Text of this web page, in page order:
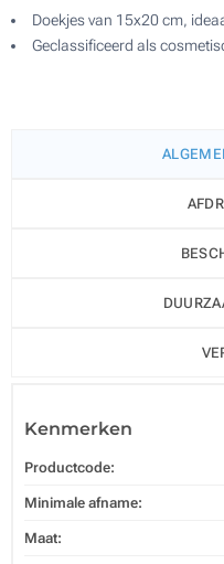
Doekjes van 15x20 cm,
Geclassificeerd als
Kenmerken
Productcode:
Minimale afname:
Maat: